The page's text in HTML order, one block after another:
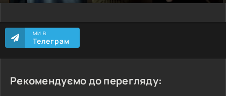
МИ В
Телеграм
Рекомендуємо до перегляду: